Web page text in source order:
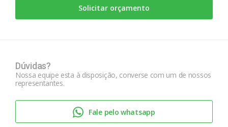
Solicitar orçamento
Dúvidas?
Nossa equipe esta à disposição, converse com um de nossos
representantes.
Fale pelo whatsapp